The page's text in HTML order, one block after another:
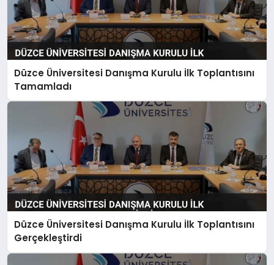
Düzce Üniversitesi Danışma Kurulu İlk Toplantısını
Tamamladı
Düzce Üniversitesi Danışma Kurulu İlk Toplantısını
Gerçekleştirdi